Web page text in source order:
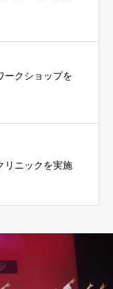
ークショップを
リニックを実施